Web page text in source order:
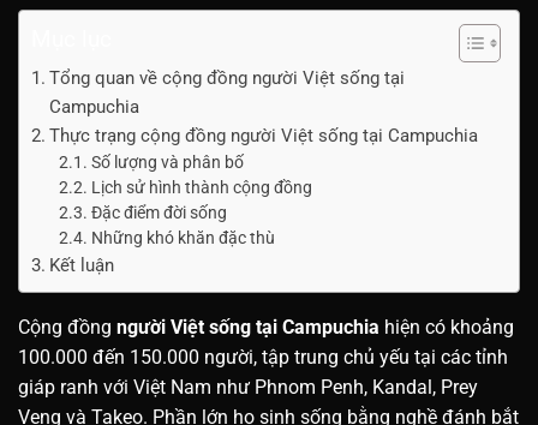
Tổng quan về cộng đồng người Việt sống tại
Campuchia
Thực trạng cộng đồng người Việt sống tại Campuchia
Số lượng và phân bố
Lịch sử hình thành cộng đồng
Đặc điểm đời sống
Những khó khăn đặc thù
Kết luận
Cộng đồng người Việt sống tại Campuchia hiện có khoảng
100.000 đến 150.000 người, tập trung chủ yếu tại các tỉnh
giáp ranh với Việt Nam như Phnom Penh, Kandal, Prey
Veng và Takeo. Phần lớn họ sinh sống bằng nghề đánh bắt